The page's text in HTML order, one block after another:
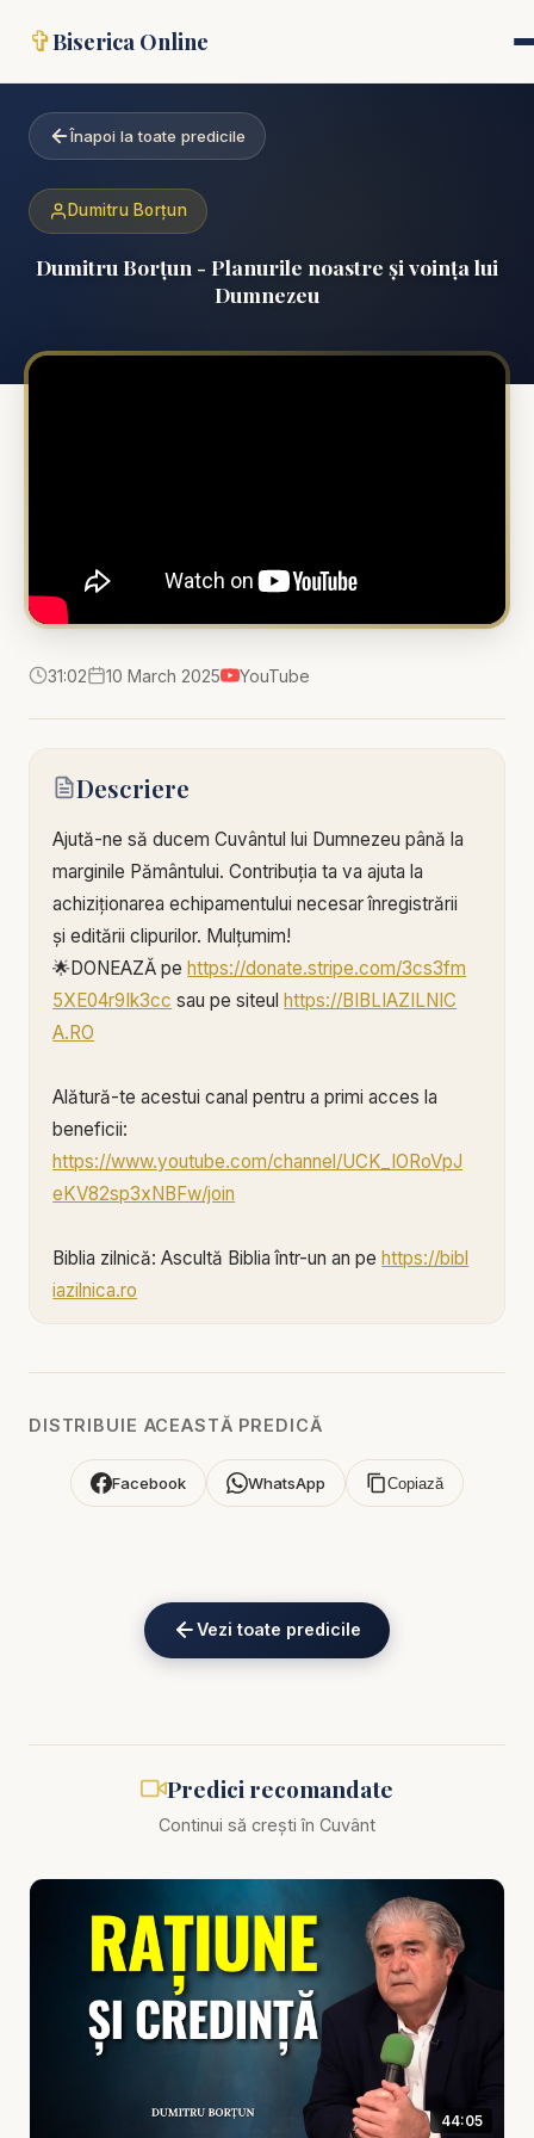
✞Biserica Online
Înapoi la toate predicile
Dumitru Borțun
Dumitru Borțun - Planurile noastre și voința lui
Dumnezeu
31:02 10 March 2025 YouTube
Descriere
Ajută-ne să ducem Cuvântul lui Dumnezeu până la
marginile Pământului. Contribuția ta va ajuta la
achiziționarea echipamentului necesar înregistrării
și editării clipurilor. Mulțumim!
🌟DONEAZĂ pehttps://donate.stripe.com/3cs3fm
5XE04r9Ik3cc sau pe siteulhttps://BIBLIAZILNIC
A.RO
Alătură-te acestui canal pentru a primi acces la
beneficii:
https://www.youtube.com/channel/UCK_IORoVpJ
eKV82sp3xNBFw/join
Biblia zilnică: Ascultă Biblia într-un an pehttps://bibl
iazilnica.ro
sfârșitului | Predici Creștine cu prof. univ. dr.
schimbătoare, prof. univ. dr. Dumitru Borțun
explorează tema profundă a aliniării planurilor
creștine care să te îndrume să trăiești în armonie
cu Planul divin, acest video este esențial pentru
✅ prof. univ. dr. Dumitru Borțun, cu o experiență
vastă în teologie și studiu biblic, oferă perspective
unice despre cum să discernem și să urmăm
voința lui Dumnezeu.
✅ Predici crestine bazate pe texte cheie din
Proverbe, Isaia și Evanghelia după Matei,
relevante pentru provocările spirituale ale zilelor
DISTRIBUIE ACEASTĂ PREDICĂ
Facebook WhatsApp Copiază
Vezi toate predicile
Predici recomandate
Continui să crești în Cuvânt
44:05